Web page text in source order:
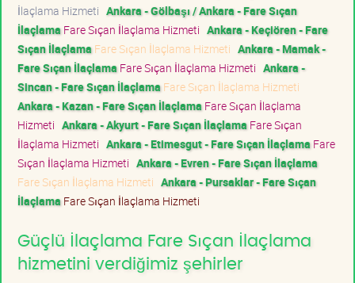
İlaçlama Hizmeti Ankara - Gölbaşı / Ankara - Fare Sıçan
İlaçlama Fare Sıçan İlaçlama Hizmeti Ankara - Keçiören - Fare
Sıçan İlaçlama Fare Sıçan İlaçlama Hizmeti Ankara - Mamak -
Fare Sıçan İlaçlama Fare Sıçan İlaçlama Hizmeti Ankara -
Sincan - Fare Sıçan İlaçlama Fare Sıçan İlaçlama Hizmeti
Ankara - Kazan - Fare Sıçan İlaçlama Fare Sıçan İlaçlama
Hizmeti Ankara - Akyurt - Fare Sıçan İlaçlama Fare Sıçan
İlaçlama Hizmeti Ankara - Etimesgut - Fare Sıçan İlaçlama Fare
Sıçan İlaçlama Hizmeti Ankara - Evren - Fare Sıçan İlaçlama
Fare Sıçan İlaçlama Hizmeti Ankara - Pursaklar - Fare Sıçan
İlaçlama Fare Sıçan İlaçlama Hizmeti
Güçlü İlaçlama Fare Sıçan İlaçlama
hizmetini verdiğimiz şehirler